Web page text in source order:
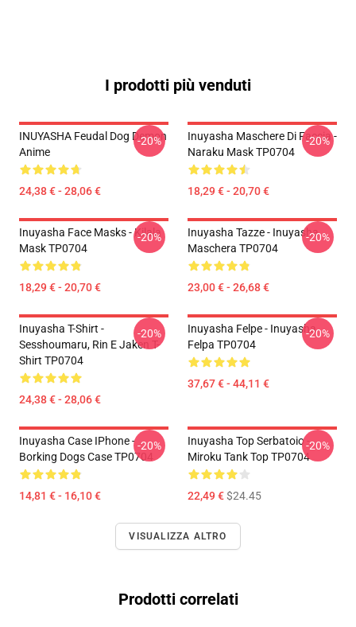
I prodotti più venduti
INUYASHA Feudal Dog Demon
Anime
24,38 € - 28,06 €
-20%
Inuyasha Maschere Di Faccia -
Naraku Mask TP0704
18,29 € - 20,70 €
-20%
Inuyasha Face Masks - Kilala
Mask TP0704
18,29 € - 20,70 €
-20%
Inuyasha Tazze - Inuyasha
Maschera TP0704
23,00 € - 26,68 €
-20%
Inuyasha T-Shirt -
Sesshoumaru, Rin E Jaken T-
Shirt TP0704
24,38 € - 28,06 €
-20%
Inuyasha Felpe - Inuyasha
Felpa TP0704
37,67 € - 44,11 €
-20%
Inuyasha Case IPhone -
Borking Dogs Case TP0704
14,81 € - 16,10 €
-20%
Inuyasha Top Serbatoio -
Miroku Tank Top TP0704
22,49 €$24.45
-20%
VISUALIZZA ALTRO
Prodotti correlati